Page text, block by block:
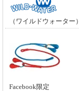
（ワイルドウォーター）
Facebook限定